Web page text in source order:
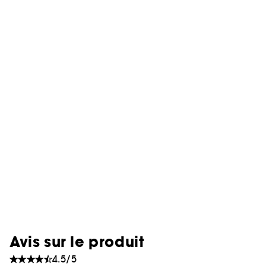
Avis sur le produit
4.5/5